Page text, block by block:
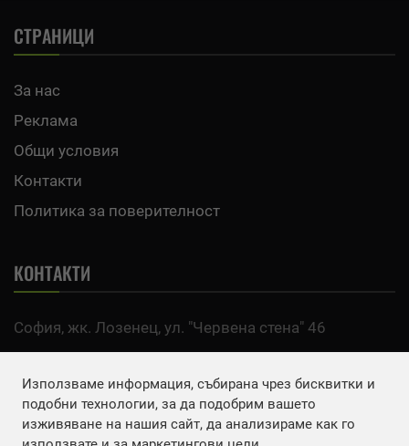
СТРАНИЦИ
За нас
Реклама
Общи условия
Контакти
Политика за поверителност
КОНТАКТИ
София, жк. Лозенец, ул. "Червена стена" 46
тел: 0700 200 63
Email: office@agro.bg
Използваме информация, събирана чрез бисквитки и
подобни технологии, за да подобрим вашето
изживяване на нашия сайт, да анализираме как го